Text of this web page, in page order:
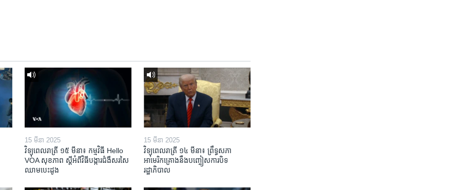
15 មីនា 2025
វិទ្យុពេលរាត្រី ១៥ មីនា៖ កម្មវិធី ​Hello
VOA សុខភាព ស្ដី​អំពី​វិធី​បង្ការ​ជំងឺ​សរសៃ​
ឈាម​បេះដូង
15 មីនា 2025
វិទ្យុពេលរាត្រី ១៤ មីនា៖ ព្រឹទ្ធសភា
អាមេរិកគ្រោងនឹងបញ្ចៀសការបិទ
រដ្ឋាភិបាល